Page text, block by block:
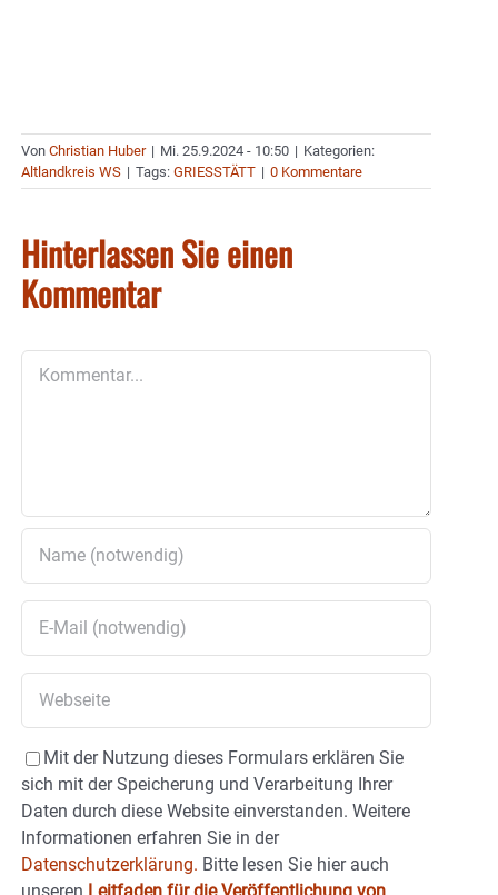
Von Christian Huber | Mi. 25.9.2024 - 10:50 | Kategorien:
Altlandkreis WS | Tags: GRIESSTÄTT | 0 Kommentare
Hinterlassen Sie einen
Kommentar
Mit der Nutzung dieses Formulars erklären Sie
sich mit der Speicherung und Verarbeitung Ihrer
Daten durch diese Website einverstanden. Weitere
Informationen erfahren Sie in der
Datenschutzerklärung. Bitte lesen Sie hier auch